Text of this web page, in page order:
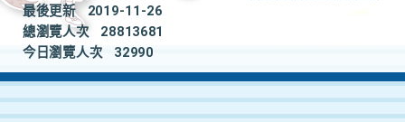
最後更新
2019-11-26
總瀏覽人次
28813681
今日瀏覽人次
32990